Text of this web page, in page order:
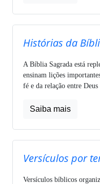
Histórias da
A Bíblia Sagrada está
ensinam lições
fé e da relação entre Deus
Saiba mais
Versículos por
Versículos bíblicos